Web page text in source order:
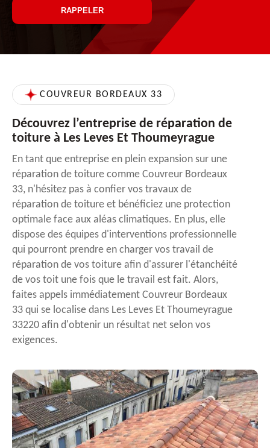
COUVREUR BORDEAUX 33
Découvrez l’entreprise de réparation de
toiture à Les Leves Et Thoumeyrague
En tant que entreprise en plein expansion sur une
réparation de toiture comme Couvreur Bordeaux
33, n'hésitez pas à confier vos travaux de
réparation de toiture et bénéficiez une protection
optimale face aux aléas climatiques. En plus, elle
dispose des équipes d'interventions professionnelle
qui pourront prendre en charger vos travail de
réparation de vos toiture afin d'assurer l'étanchéité
de vos toit une fois que le travail est fait. Alors,
faites appels immédiatement Couvreur Bordeaux
33 qui se localise dans Les Leves Et Thoumeyrague
33220 afin d'obtenir un résultat net selon vos
exigences.